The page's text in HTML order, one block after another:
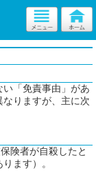
「免責事由」があ
りますが、主に次
険者が自殺したと
ます）。